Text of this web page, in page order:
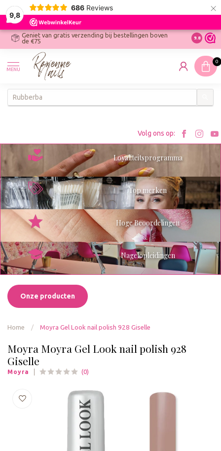
9,8
686 Reviews ×
Geniet van gratis verzending bij bestellingen boven
de €75
Ontdek
9.8
MENU
0
Volg ons op:
Bezoek
Loyaliteitsprogramma
Top merken
Hoge Beoordelingen
Nagelopleidingen
Onze producten
Home / Moyra Gel Look nail polish 928 Giselle
Moyra Moyra Gel Look nail polish 928
Giselle
Moyra (0)